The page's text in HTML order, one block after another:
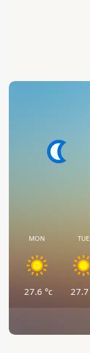
MON
27.6 °c
TUE
27.7